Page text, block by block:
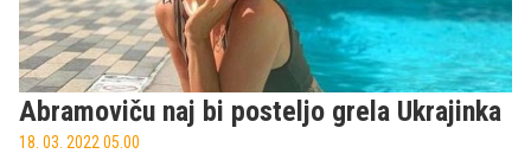
Abramoviču naj bi posteljo grela Ukrajinka
18. 03. 2022 05.00